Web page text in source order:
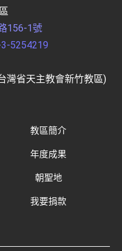
156-1號
5254219
灣省天主教會新竹教區)
教區簡介
年度成果
朝聖地
我要捐款